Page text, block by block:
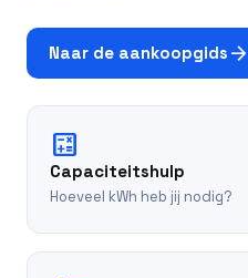
Naar de aankoopgids arrow_forward
calculate
Capaciteitshulp
Hoeveel kWh heb jij nodig?